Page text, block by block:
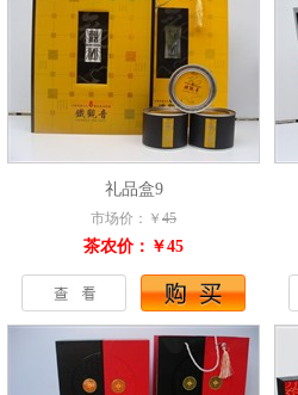
礼品盒9
市场价：￥ 45
茶农价：￥45